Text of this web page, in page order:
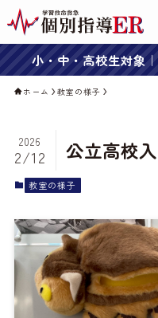
小・中・高校生対象
ホーム 教室の様子
公立高校
2026
2/12
教室の様子